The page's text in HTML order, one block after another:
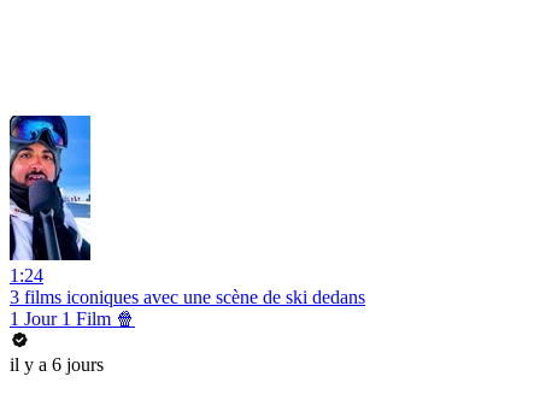
1:24
3 films iconiques avec une scène de ski dedans
1 Jour 1 Film 🍿
il y a 6 jours